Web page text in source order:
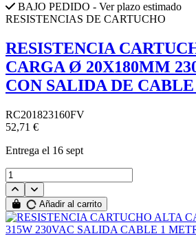
BAJO PEDIDO - Ver plazo estimado
RESISTENCIAS DE CARTUCHO
RESISTENCIA
CARGA Ø 20X180MM
CON SALIDA DE CABLE
RC201823160FV
52,71 €
Entrega el 16 sept
Añadir al carrito